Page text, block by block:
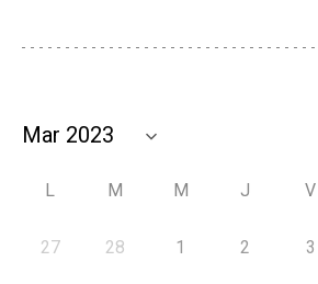
L M M J V
27 28 1 2 3